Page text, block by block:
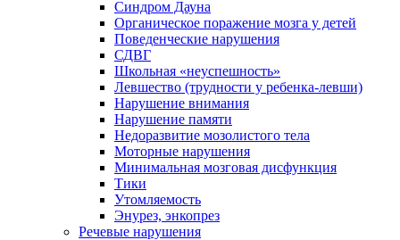
Синдром Дауна
Органическое поражение мозга у детей
Поведенческие нарушения
СДВГ
Школьная «неуспешность»
Левшество (трудности у ребенка-левши)
Нарушение внимания
Нарушение памяти
Недоразвитие мозолистого тела
Моторные нарушения
Минимальная мозговая дисфункция
Тики
Утомляемость
Энурез, энкопрез
Речевые нарушения